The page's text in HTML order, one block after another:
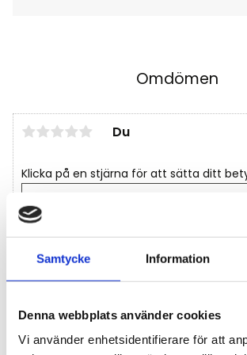
Samtycke Information
Denna webbplats använder cookies
Vi använder enhetsidentifierare för att
Omdömen
Du
Klicka på en stjärna för att sätta ditt
Tips och inspiration